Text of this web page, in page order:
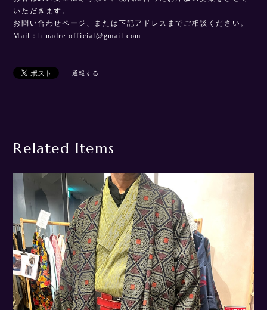
いただきます。
お問い合わせページ、または下記アドレスまでご相談ください。
Mail：h.nadre.official@gmail.com
通報する
Related Items